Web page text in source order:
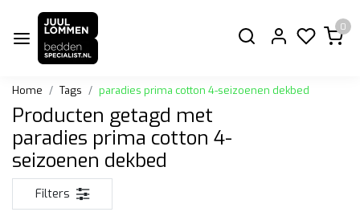
0
Home Tags paradies prima cotton 4-seizoenen dekbed
Producten getagd met
paradies prima cotton 4-
seizoenen dekbed
Filters